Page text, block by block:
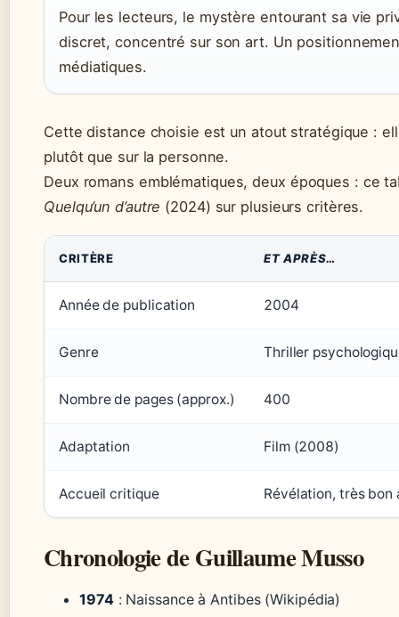
Pour les lecteurs, le mystère entourant sa vie
discret, concentré sur son art. Un
médiatiques.
Cette distance choisie est un atout stratégique :
plutôt que sur la personne.
Deux romans emblématiques, deux époques : ce
Quelqu’un d’autre (2024) sur plusieurs critères.
CRITÈRE ET APRÈS…
Année de publication 2004
Genre Thriller
Nombre de pages (approx.) 400
Adaptation Film (2008)
Accueil critique Révélation, très bon
Chronologie de Guillaume Musso
1974: Naissance à Antibes (Wikipédia)